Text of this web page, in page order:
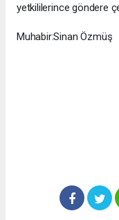
yetkililerince göndere
Muhabir:Sinan Özmüş